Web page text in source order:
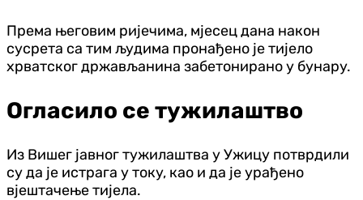
Према његовим ријечима, мјесец дана након
сусрета са тим људима пронађено је тијело
хрватског држављанина забетонирано у бунару.
Огласило се тужилаштво
Из Вишег јавног тужилаштва у Ужицу потврдили
су да је истрага у току, као и да је урађено
вјештачење тијела.